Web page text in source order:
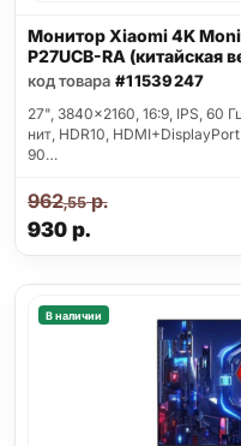
Монитор Xiaomi 4K
P27UCB-RA (китайская
код товара #11539247
27", 3840x2160, 16:9, IPS, 60
нит, HDR10,
90…
930р.
962,55р.
В наличии